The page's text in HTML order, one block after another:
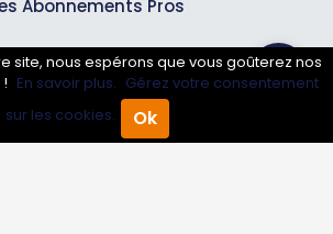
Pro Agenda
Abonnements Pros
Infos
légales et CGV
site, nous espérons que vous goûterez nos
En savoir plus. Gérez votre consentement
sur les cookies.
Ok